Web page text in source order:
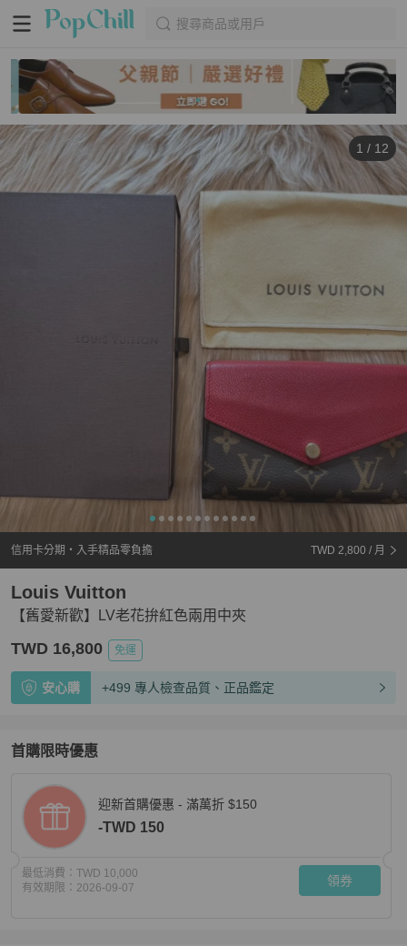
搜尋商品或用戶
1 / 12
信用卡分期・入手精品零負擔 TWD 2,800 / 月
【舊愛新歡】LV老花拚紅色兩用中夾
Louis Vuitton
TWD 16,800 免運
安心購 +499 專人檢查品質、正品鑑定
首購限時優惠
迎新首購優惠 - 滿萬折 $150
-TWD 150
最低消費： TWD 10,000
有效期限： 2026-09-07 領券